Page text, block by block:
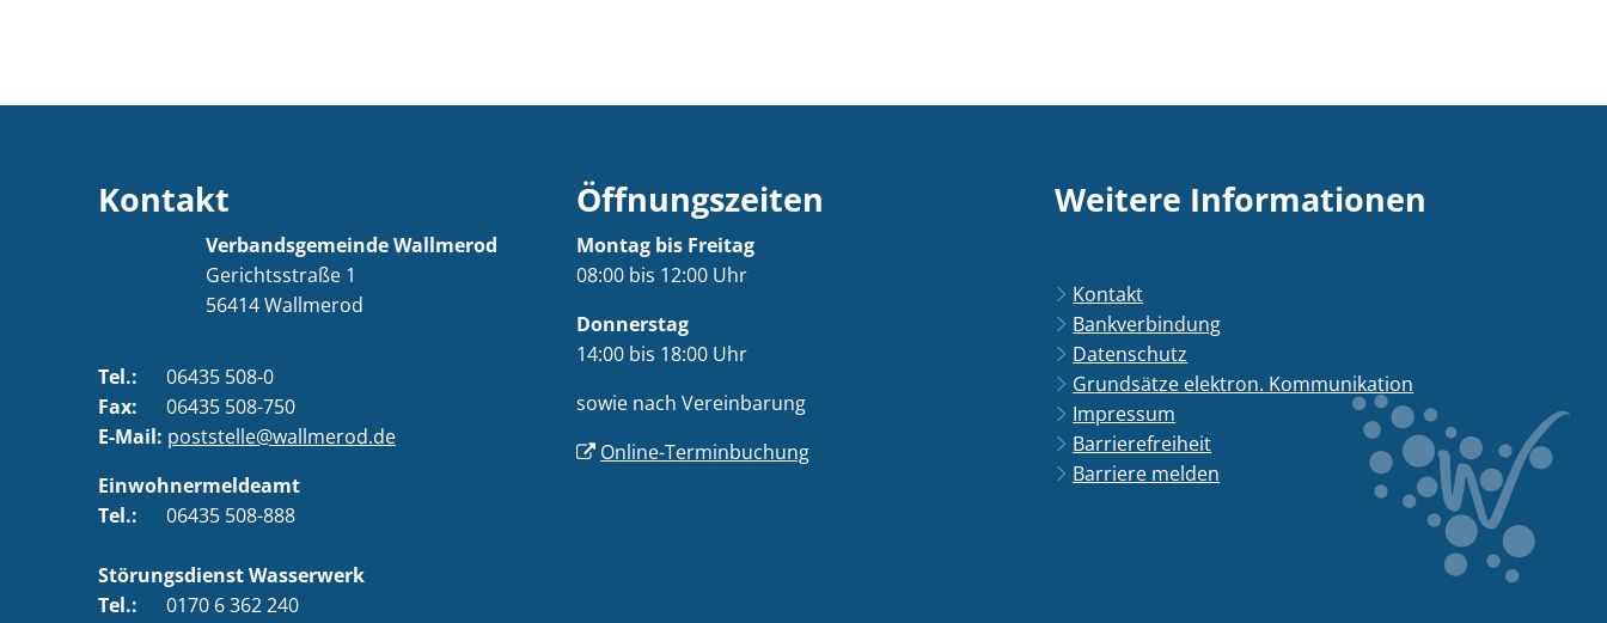
Kontakt
Verbandsgemeinde Wallmerod
Gerichtsstraße 1
56414Wallmerod
Tel.:
06435 508-0
Fax: 06435 508-750
E-Mail: poststelle@wallmerod.de
Einwohnermeldeamt
Tel.: 06435 508-888
Störungsdienst Wasserwerk
Tel.: 0170 6 362 240
Öffnungszeiten
Montag bis Freitag
08:00 bis 12:00 Uhr
Donnerstag
14:00 bis 18:00 Uhr
sowie nach Vereinbarung
Online-Terminbuchung
Weitere Informationen
Kontakt
Bankverbindung
Datenschutz
Grundsätze elektron. Kommunikation
Impressum
Barrierefreiheit
Barriere melden